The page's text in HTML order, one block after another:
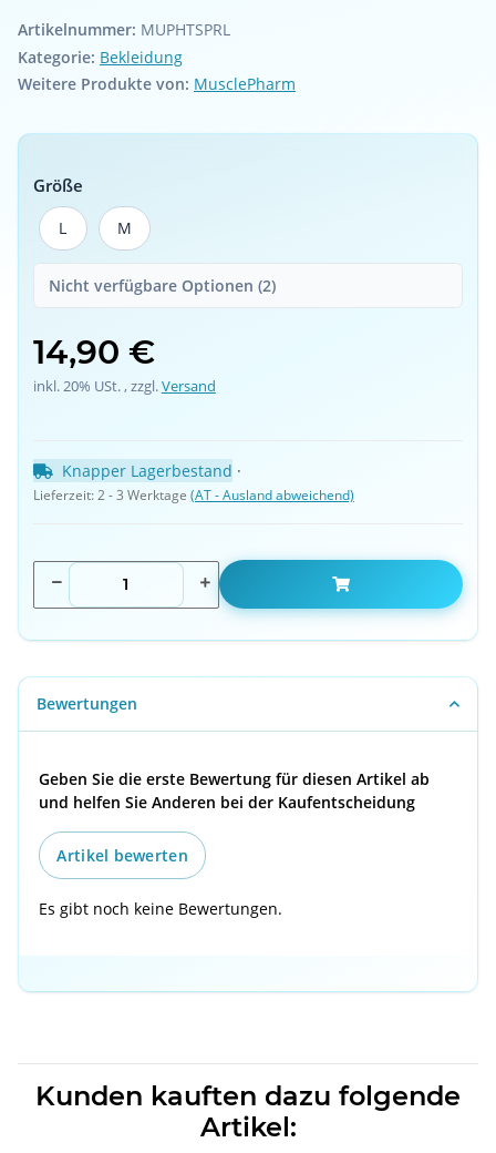
Artikelnummer: MUPHTSPRL
Kategorie: Bekleidung
Weitere Produkte von: MusclePharm
Größe
L
L M
M
Nicht verfügbare Optionen (2)
14,90 €
inkl. 20% USt. , zzgl.Versand
Knapper Lagerbestand ·
Lieferzeit:2 - 3 Werktage (AT - Ausland abweichend)
Bewertungen
Geben Sie die erste Bewertung für diesen Artikel ab
und helfen Sie Anderen bei der Kaufentscheidung
Artikel bewerten
Es gibt noch keine Bewertungen.
Kunden kauften dazu folgende
Artikel: